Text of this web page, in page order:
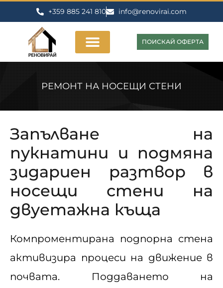
+359 885 241 810 info@renovirai.com
ПОИСКАЙ ОФЕРТА
РЕМОНТ НА НОСЕЩИ СТЕНИ
Запълване на
пукнатини и подмяна
зидариен разтвор в
носещи стени на
двуетажна къща
Компроментирана подпорна стена
активизира процеси на движение в
почвата. Поддаването на